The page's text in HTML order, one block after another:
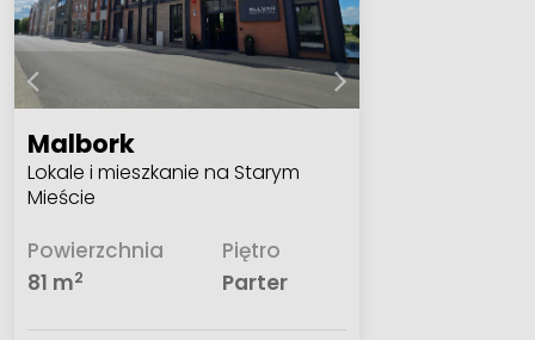
Malbork
Lokale i mieszkanie na Starym
Mieście
Powierzchnia
81 m2
Piętro
Parter